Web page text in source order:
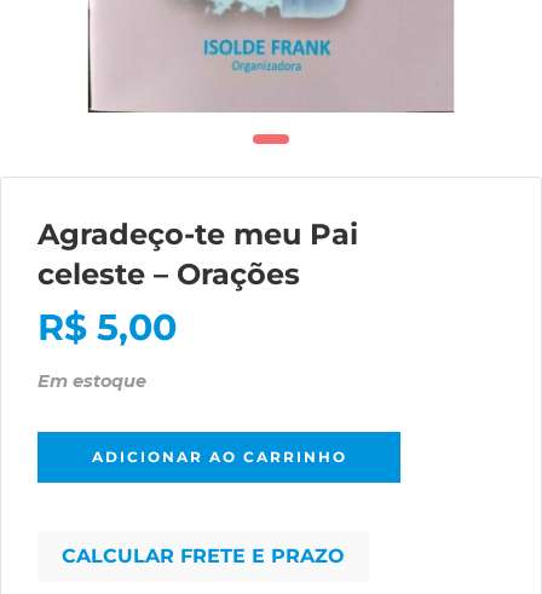
Agradeço-te meu Pai
celeste – Orações
R$ 5,00
Em estoque
ADICIONAR AO CARRINHO
CALCULAR FRETE E PRAZO